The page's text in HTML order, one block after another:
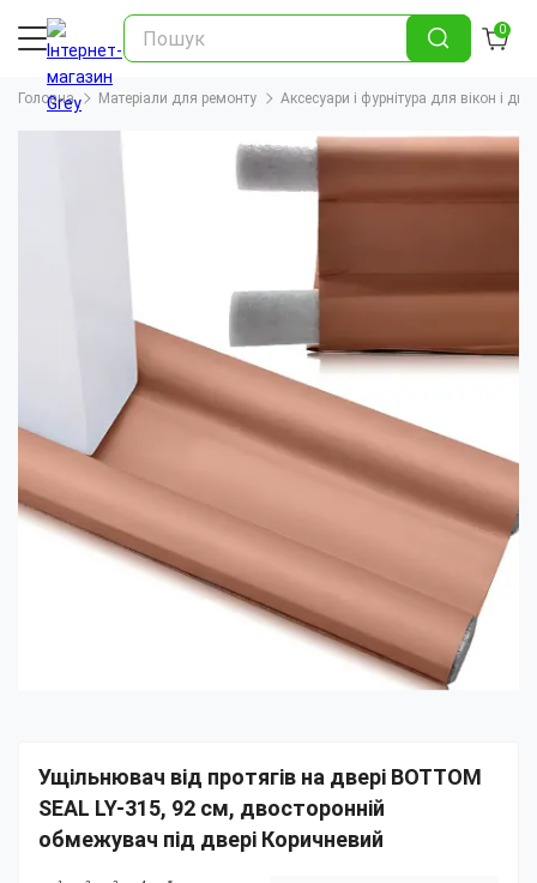
0
Головна Матеріали для ремонту Аксесуари і фурнітура для вікон і
Ущільнювач від протягів на двері BOTTOM
SEAL LY-315, 92 см, двосторонній
обмежувач під двері Коричневий